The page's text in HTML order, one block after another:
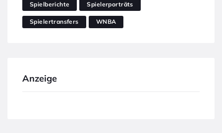
Spielberichte Spielerporträts
Spielertransfers WNBA
Anzeige